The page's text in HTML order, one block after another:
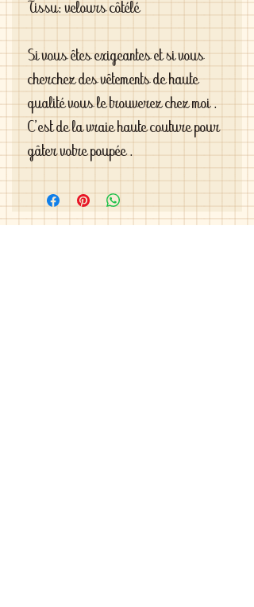
Tissu: velours côtélé
Si vous êtes exigeantes et si vous
cherchez des vêtements de haute
qualité vous le trouverez chez moi .
C'est de la vraie haute couture pour
gâter votre poupée .